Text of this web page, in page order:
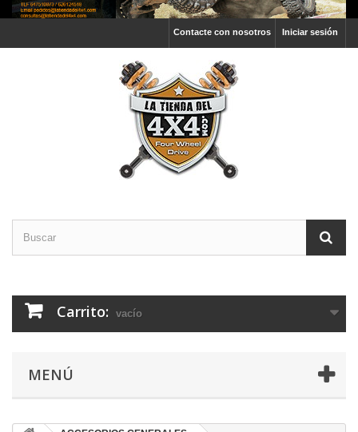
Iniciar sesión
Contacte con nosotros
Carrito: vacío
MENÚ